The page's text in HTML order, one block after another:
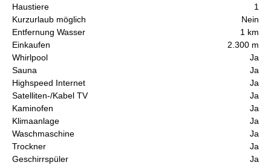
Haustiere
1
Kurzurlaub möglich
Nein
Entfernung Wasser
1 km
Einkaufen
2.300 m
Whirlpool
Ja
Sauna
Ja
Highspeed Internet
Ja
Satelliten-/Kabel TV
Ja
Kaminofen
Ja
Klimaanlage
Ja
Waschmaschine
Ja
Trockner
Ja
Geschirrspüler
Ja